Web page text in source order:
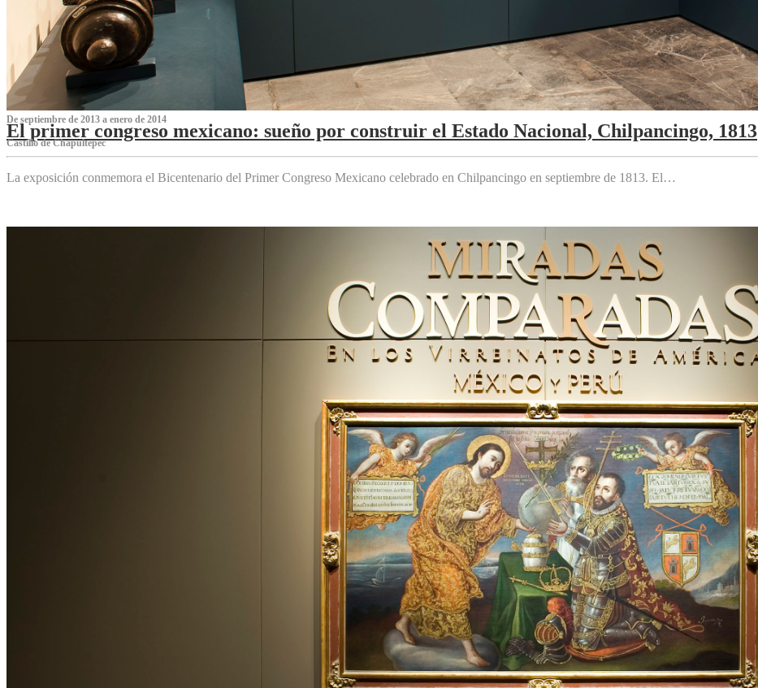
De septiembre de 2013 a enero de 2014
El primer congreso mexicano: sueño por construir el Estado Nacional, Chilpancingo, 1813
Castillo de Chapultepec
La exposición conmemora el Bicentenario del Primer Congreso Mexicano celebrado en Chilpancingo en septiembre de 1813. El…